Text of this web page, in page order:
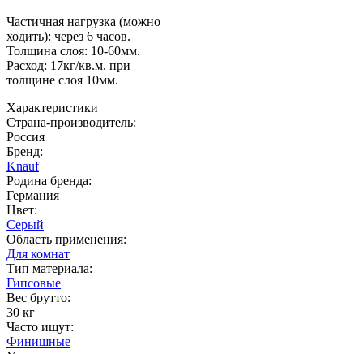
Частичная нагрузка (можно
ходить): через 6 часов.
Толщина слоя: 10-60мм.
Расход: 17кг/кв.м. при
толщине слоя 10мм.
Характеристики
Страна-производитель:
Россия
Бренд:
Knauf
Родина бренда:
Германия
Цвет:
Серый
Область применения:
Для комнат
Тип материала:
Гипсовые
Вес брутто:
30 кг
Часто ищут:
Финишные